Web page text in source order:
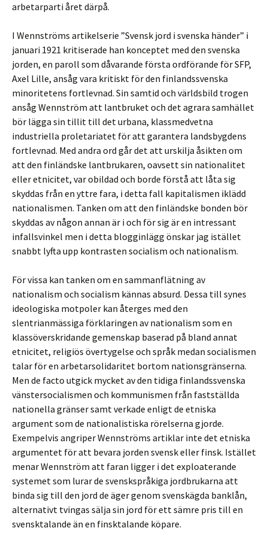
arbetarparti året därpå.
I Wennströms artikelserie ”Svensk jord i svenska händer” i
januari 1921 kritiserade han konceptet med den svenska
jorden, en paroll som dåvarande första ordförande för SFP,
Axel Lille, ansåg vara kritiskt för den finlandssvenska
minoritetens fortlevnad. Sin samtid och världsbild trogen
ansåg Wennström att lantbruket och det agrara samhället
bör lägga sin tillit till det urbana, klassmedvetna
industriella proletariatet för att garantera landsbygdens
fortlevnad. Med andra ord går det att urskilja åsikten om
att den finländske lantbrukaren, oavsett sin nationalitet
eller etnicitet, var obildad och borde förstå att låta sig
skyddas från en yttre fara, i detta fall kapitalismen iklädd
nationalismen. Tanken om att den finländske bonden bör
skyddas av någon annan är i och för sig är en intressant
infallsvinkel men i detta blogginlägg önskar jag istället
snabbt lyfta upp kontrasten socialism och nationalism.
För vissa kan tanken om en sammanflätning av
nationalism och socialism kännas absurd. Dessa till synes
ideologiska motpoler kan återges med den
slentrianmässiga förklaringen av nationalism som en
klassöverskridande gemenskap baserad på bland annat
etnicitet, religiös övertygelse och språk medan socialismen
talar för en arbetarsolidaritet bortom nationsgränserna.
Men de facto utgick mycket av den tidiga finlandssvenska
vänstersocialismen och kommunismen från fastställda
nationella gränser samt verkade enligt de etniska
argument som de nationalistiska rörelserna gjorde.
Exempelvis angriper Wennströms artiklar inte det etniska
argumentet för att bevara jorden svensk eller finsk. Istället
menar Wennström att faran ligger i det exploaterande
systemet som lurar de svenskspråkiga jordbrukarna att
binda sig till den jord de äger genom svenskägda banklån,
alternativt tvingas sälja sin jord för ett sämre pris till en
svensktalande än en finsktalande köpare.